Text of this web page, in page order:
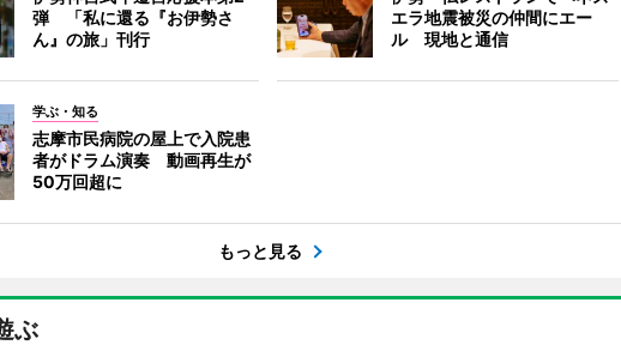
弾 「私に還る『お伊勢さ
ん』の旅」刊行
エラ地震被災の仲間にエー
ル 現地と通信
学ぶ・知る
志摩市民病院の屋上で入院患
者がドラム演奏 動画再生が
50万回超に
もっと見る
ぶ